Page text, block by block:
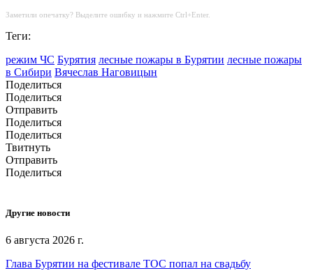
Заметили опечатку? Выделите ошибку и нажмите Ctrl+Enter.
Теги:
режим ЧС Бурятия лесные пожары в Бурятии лесные пожары
в Сибири Вячеслав Наговицын
Поделиться
Поделиться
Отправить
Поделиться
Поделиться
Твитнуть
Отправить
Поделиться
Другие новости
6 августа 2026 г.
Глава Бурятии на фестивале ТОС попал на свадьбу